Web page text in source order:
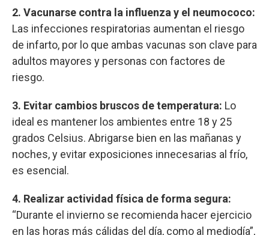
2. Vacunarse contra la influenza y el neumococo:
Las infecciones respiratorias aumentan el riesgo
de infarto, por lo que ambas vacunas son clave para
adultos mayores y personas con factores de
riesgo.
3. Evitar cambios bruscos de temperatura: Lo
ideal es mantener los ambientes entre 18 y 25
grados Celsius. Abrigarse bien en las mañanas y
noches, y evitar exposiciones innecesarias al frío,
es esencial.
4. Realizar actividad física de forma segura:
“Durante el invierno se recomienda hacer ejercicio
en las horas más cálidas del día, como al mediodía”,